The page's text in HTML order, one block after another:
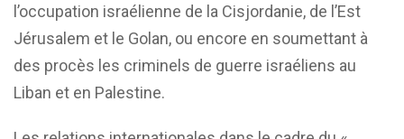
l’occupation israélienne de la Cisjordanie, de l’Est
Jérusalem et le Golan, ou encore en soumettant à
des procès les criminels de guerre israéliens au
Liban et en Palestine.